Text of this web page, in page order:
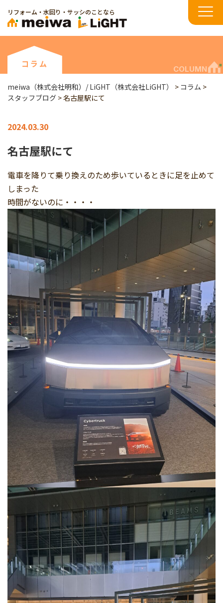
リフォーム・水回り・サッシのことなら
コラム
COLUMN
meiwa（株式会社明和）/ LiGHT（株式会社LiGHT） > コラム >
スタッフブログ >名古屋駅にて
2024.03.30
名古屋駅にて
電車を降りて乗り換えのため歩いているときに足を止めて
しまった
時間がないのに・・・・